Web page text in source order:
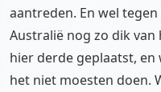
aantreden. En wel
Australië nog zo dik
hier derde geplaatst,
het niet moesten doen.